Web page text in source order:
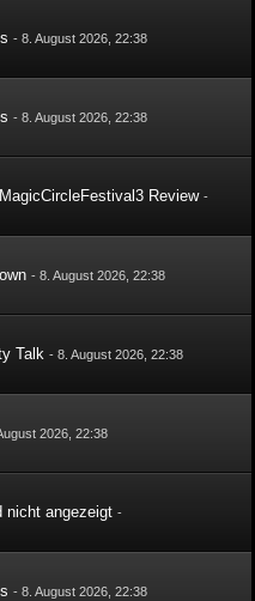
-8. August 2026, 22:38
-8. August 2026, 22:38
Review -
-8. August 2026, 22:38
Talk -8. August 2026, 22:38
2026, 22:38
nicht angezeigt -
-8. August 2026, 22:38